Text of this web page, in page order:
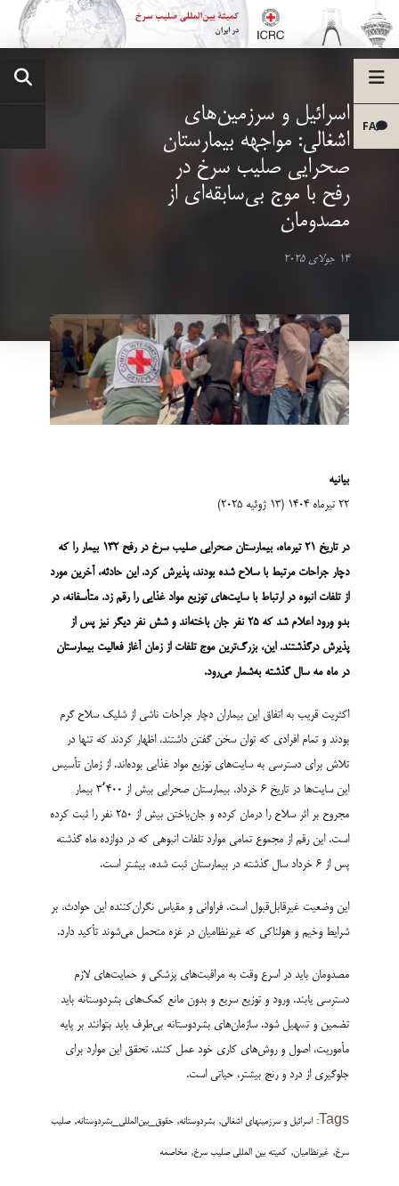
FA
اسرائیل و سرزمین‌های
اشغالی: مواجهه بیمارستان
صحرایی صلیب سرخ در
رفح با موج بی‌سابقه‌ای از
مصدومان
14 جولای 2025
بیانیه
۲۲ تیرماه ۱۴۰۴ (۱۳ ژوئیه ۲۰۲۵)
در تاریخ ۲۱ تیرماه، بیمارستان صحرایی صلیب سرخ در رفح۱۳۲ بیمار را که
دچار جراحات مرتبط با سلاح شده بودند، پذیرش کرد. این حادثه، آخرین مورد
از تلفات انبوه در ارتباط با سایت‌های توزیع مواد غذایی را رقم زد. متأسفانه، در
بدو ورود اعلام شد که۲۵ نفر جان باخته‌اند و شش نفر دیگر نیز پس از
پذیرش درگذشتند. این، بزرگ‌ترین موج تلفات از زمان آغاز فعالیت بیمارستان
در ماه مه سال گذشته به‌شمار می‌رود.
اکثریت قریب به اتفاق این بیماران دچار جراحات ناشی از شلیک سلاح گرم
بودند و تمام افرادی که توان سخن گفتن داشتند، اظهار کردند که تنها در
تلاش برای دسترسی به سایت‌های توزیع مواد غذایی بوده‌اند. از زمان تأسیس
این سایت‌ها در تاریخ ۶ خرداد، بیمارستان صحرایی بیش از ۳٬۴۰۰ بیمار
مجروح بر اثر سلاح را درمان کرده و جان‌باختن بیش از ۲۵۰ نفر را ثبت کرده
است. این رقم از مجموع تمامی موارد تلفات انبوهی که در دوازده ماه گذشته
پس از ۶ خرداد سال گذشته در بیمارستان ثبت شده، بیشتر است.
این وضعیت غیرقابل‌قبول است. فراوانی و مقیاس نگران‌کننده این حوادث، بر
شرایط وخیم و هولناکی که غیرنظامیان در غزه متحمل می‌شوند تأکید دارد.
مصدومان باید در اسرع وقت به مراقبت‌های پزشکی و حمایت‌های لازم
دسترسی یابند. ورود و توزیع سریع و بدون مانع کمک‌های بشردوستانه باید
تضمین و تسهیل شود. سازمان‌های بشردوستانه بی‌طرف باید بتوانند بر پایه
مأموریت، اصول و روش‌های کاری خود عمل کنند. تحقق این موارد برای
جلوگیری از درد و رنج بیشتر، حیاتی است.
Tags: اسرائیل و سرزمینهای اشغالی, بشردوستانه,حقوق_بین‌المللی_بشردوستانه,صلیب
سرخ, غیرنظامیان, کمیته بین المللی صلیب سرخ, مخاصمه